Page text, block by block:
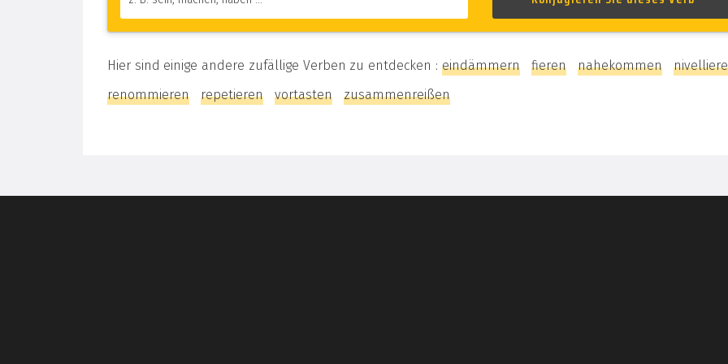
Hier sind einige andere zufällige Verben zu entdecken : eindämmern fieren nahekommen
renommieren
repetieren vortasten zusammenreißen